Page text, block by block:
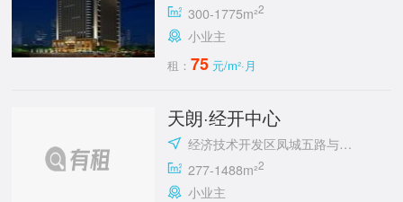
300-1775m²2
小业主
租：75 元/m²·月
天朗·经开中心
经济技术开发区凤城五路与明光路十字东北角
277-1488m²2
小业主